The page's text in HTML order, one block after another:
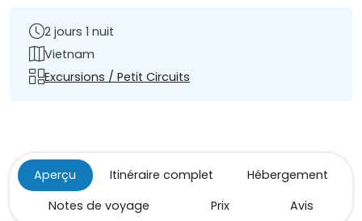
2 jours 1 nuit
Vietnam
Excursions / Petit Circuits
Aperçu Itinéraire complet
Hébergement
Notes de voyage
Prix Avis